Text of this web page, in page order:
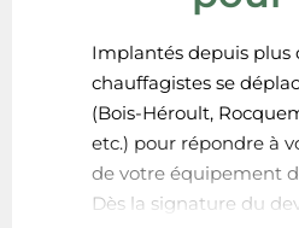
Implantés depuis plus
chauffagistes se
(Bois-Héroult,
etc.) pour répondre à
de votre équipement
Dès la signature du